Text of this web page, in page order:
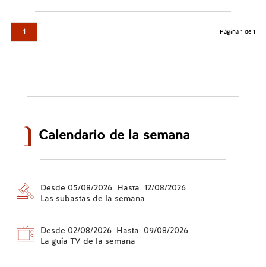
1 Página 1 de 1
Calendario de la semana
Desde 05/08/2026 Hasta 12/08/2026
Las subastas de la semana
Desde 02/08/2026 Hasta 09/08/2026
La guía TV de la semana